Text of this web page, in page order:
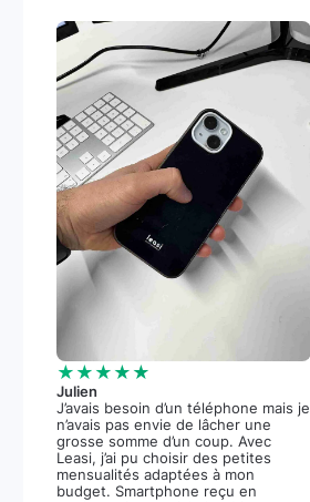
★★★★★
Julien
J’avais besoin d’un téléphone mais je
n’avais pas envie de lâcher une
grosse somme d’un coup. Avec
Leasi, j’ai pu choisir des petites
mensualités adaptées à mon
budget. Smartphone reçu en